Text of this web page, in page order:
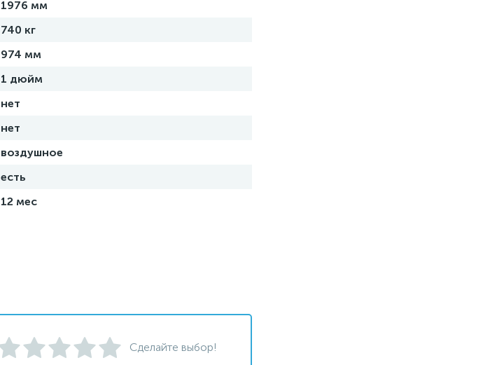
1976 мм
740 кг
974 мм
1 дюйм
нет
нет
воздушное
есть
12 мес
Сделайте выбор!